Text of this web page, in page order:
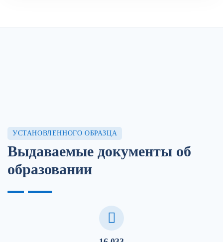
УСТАНОВЛЕННОГО ОБРАЗЦА
Выдаваемые документы об
образовании